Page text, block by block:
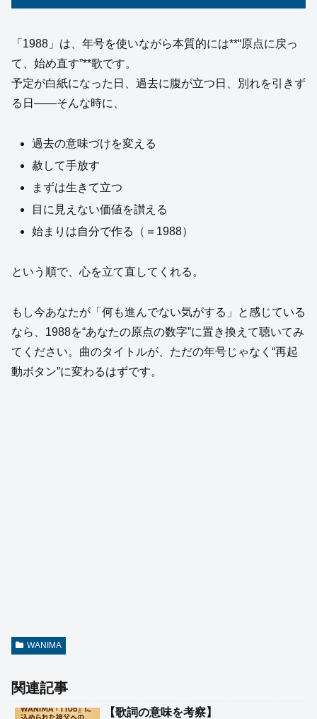
「1988」は、年号を使いながら本質的には**“原点に戻っ
て、始め直す”**歌です。
予定が白紙になった日、過去に腹が立つ日、別れを引きず
る日——そんな時に、
過去の意味づけを変える
赦して手放す
まずは生きて立つ
目に見えない価値を讃える
始まりは自分で作る（＝1988）
という順で、心を立て直してくれる。
もし今あなたが「何も進んでない気がする」と感じている
なら、1988を“あなたの原点の数字”に置き換えて聴いてみ
てください。曲のタイトルが、ただの年号じゃなく“再起
動ボタン”に変わるはずです。
WANIMA
関連記事
【歌詞の意味を考察】